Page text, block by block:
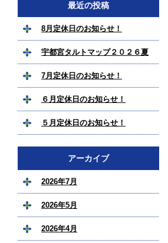
最近の投稿
8月定休日のお知らせ！
宇都宮タルトマップ２０２６夏
7月定休日のお知らせ！
６月定休日のお知らせ！
５月定休日のお知らせ！
アーカイブ
2026年7月
2026年5月
2026年4月